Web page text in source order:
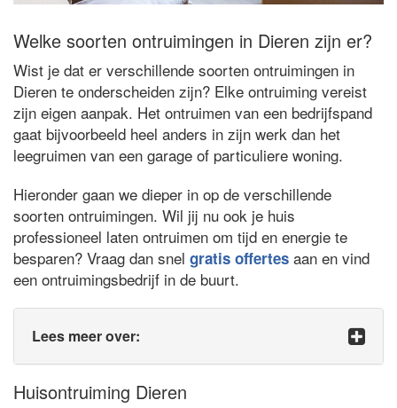
Welke soorten ontruimingen in Dieren zijn er?
Wist je dat er verschillende soorten ontruimingen in
Dieren te onderscheiden zijn? Elke ontruiming vereist
zijn eigen aanpak. Het ontruimen van een bedrijfspand
gaat bijvoorbeeld heel anders in zijn werk dan het
leegruimen van een garage of particuliere woning.
Hieronder gaan we dieper in op de verschillende
soorten ontruimingen. Wil jij nu ook je huis
professioneel laten ontruimen om tijd en energie te
besparen? Vraag dan snel gratis offertes aan en vind
een ontruimingsbedrijf in de buurt.
Lees meer over:
Huisontruiming Dieren